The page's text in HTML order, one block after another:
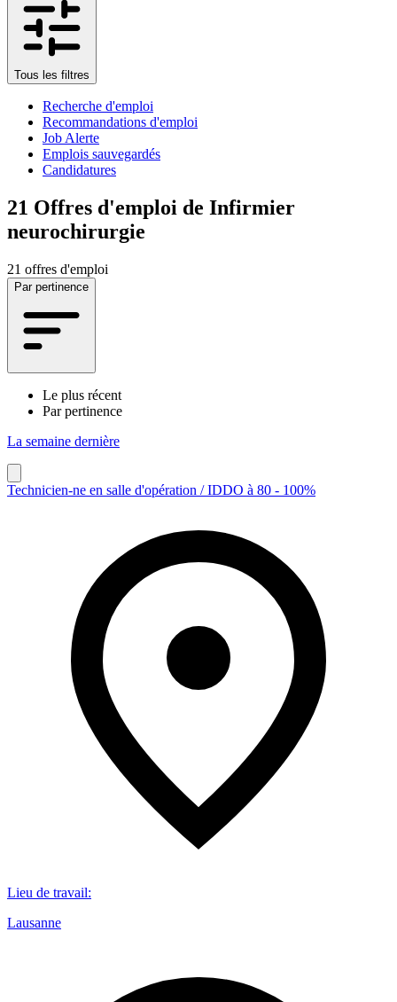
Tous les filtres
Recherche d'emploi
Recommandations d'emploi
Job Alerte
Emplois sauvegardés
Candidatures
21 Offres d'emploi de Infirmier
neurochirurgie
21 offres d'emploi
Par pertinence
Le plus récent
Par pertinence
La semaine dernière
Technicien-ne en salle d'opération / IDDO à 80 - 100%
Lieu de travail:
Lausanne